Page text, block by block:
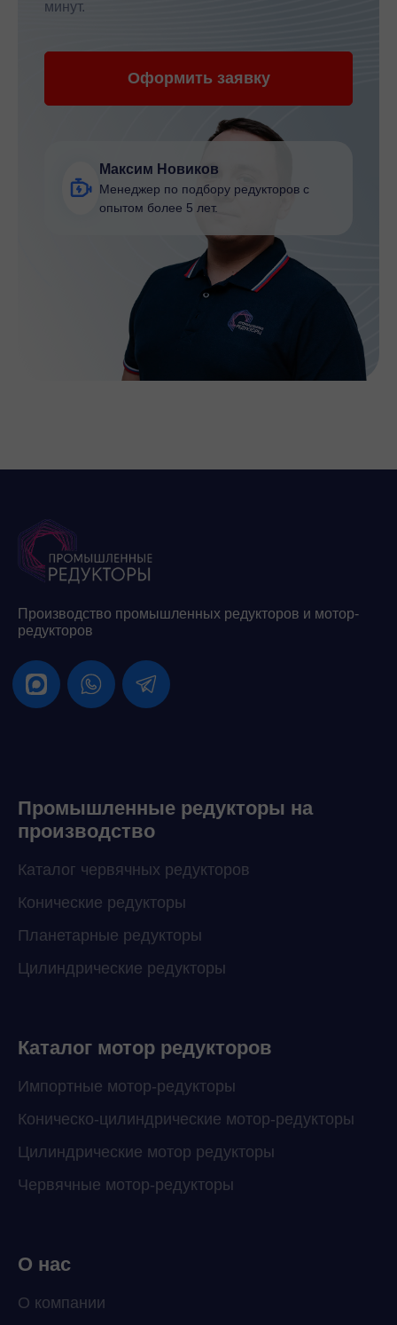
минут.
Оформить заявку
Максим Новиков
Менеджер по подбору редукторов с
опытом более 5 лет.
Производство промышленных редукторов и мотор-
редукторов
Промышленные редукторы на
производство
Каталог червячных редукторов
Конические редукторы
Планетарные редукторы
Цилиндрические редукторы
Каталог мотор редукторов
Импортные мотор-редукторы
Коническо-цилиндрические мотор-редукторы
Цилиндрические мотор редукторы
Червячные мотор-редукторы
О нас
О компании